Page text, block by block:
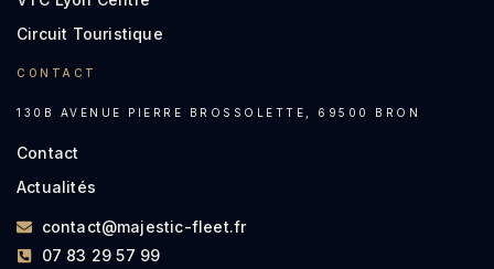
Circuit Touristique
CONTACT
130B AVENUE PIERRE BROSSOLETTE, 69500 BRON
Contact
Actualités
contact@majestic-fleet.fr
07 83 29 57 99